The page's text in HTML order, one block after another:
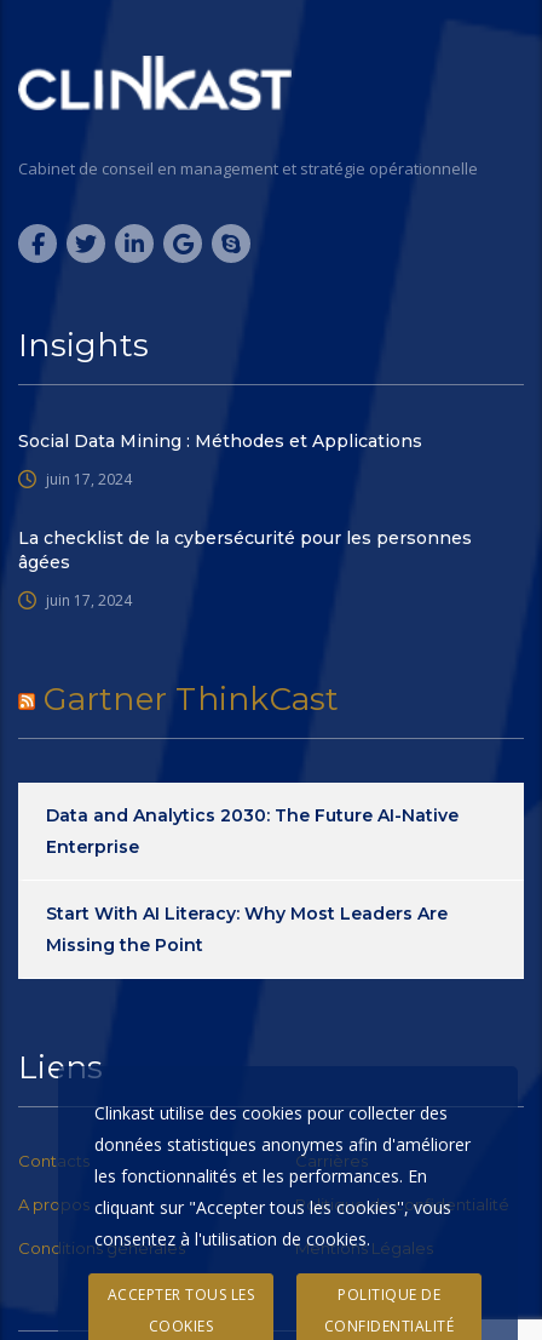
Cabinet de conseil en management et stratégie opérationnelle
Insights
Social Data Mining : Méthodes et Applications
juin 17, 2024
La checklist de la cybersécurité pour les personnes
âgées
juin 17, 2024
Gartner ThinkCast
Data and Analytics 2030: The Future AI-Native
Enterprise
Start With AI Literacy: Why Most Leaders Are
Missing the Point
Liens
Contacts Carrières
A propos Politique de confidentialité
Conditions générales Mentions Légales
Clinkast utilise des cookies pour collecter des
données statistiques anonymes afin d'améliorer
les fonctionnalités et les performances. En
cliquant sur "Accepter tous les cookies'', vous
consentez à l'utilisation de cookies.
ACCEPTER TOUS LES
COOKIES
POLITIQUE DE
CONFIDENTIALITÉ